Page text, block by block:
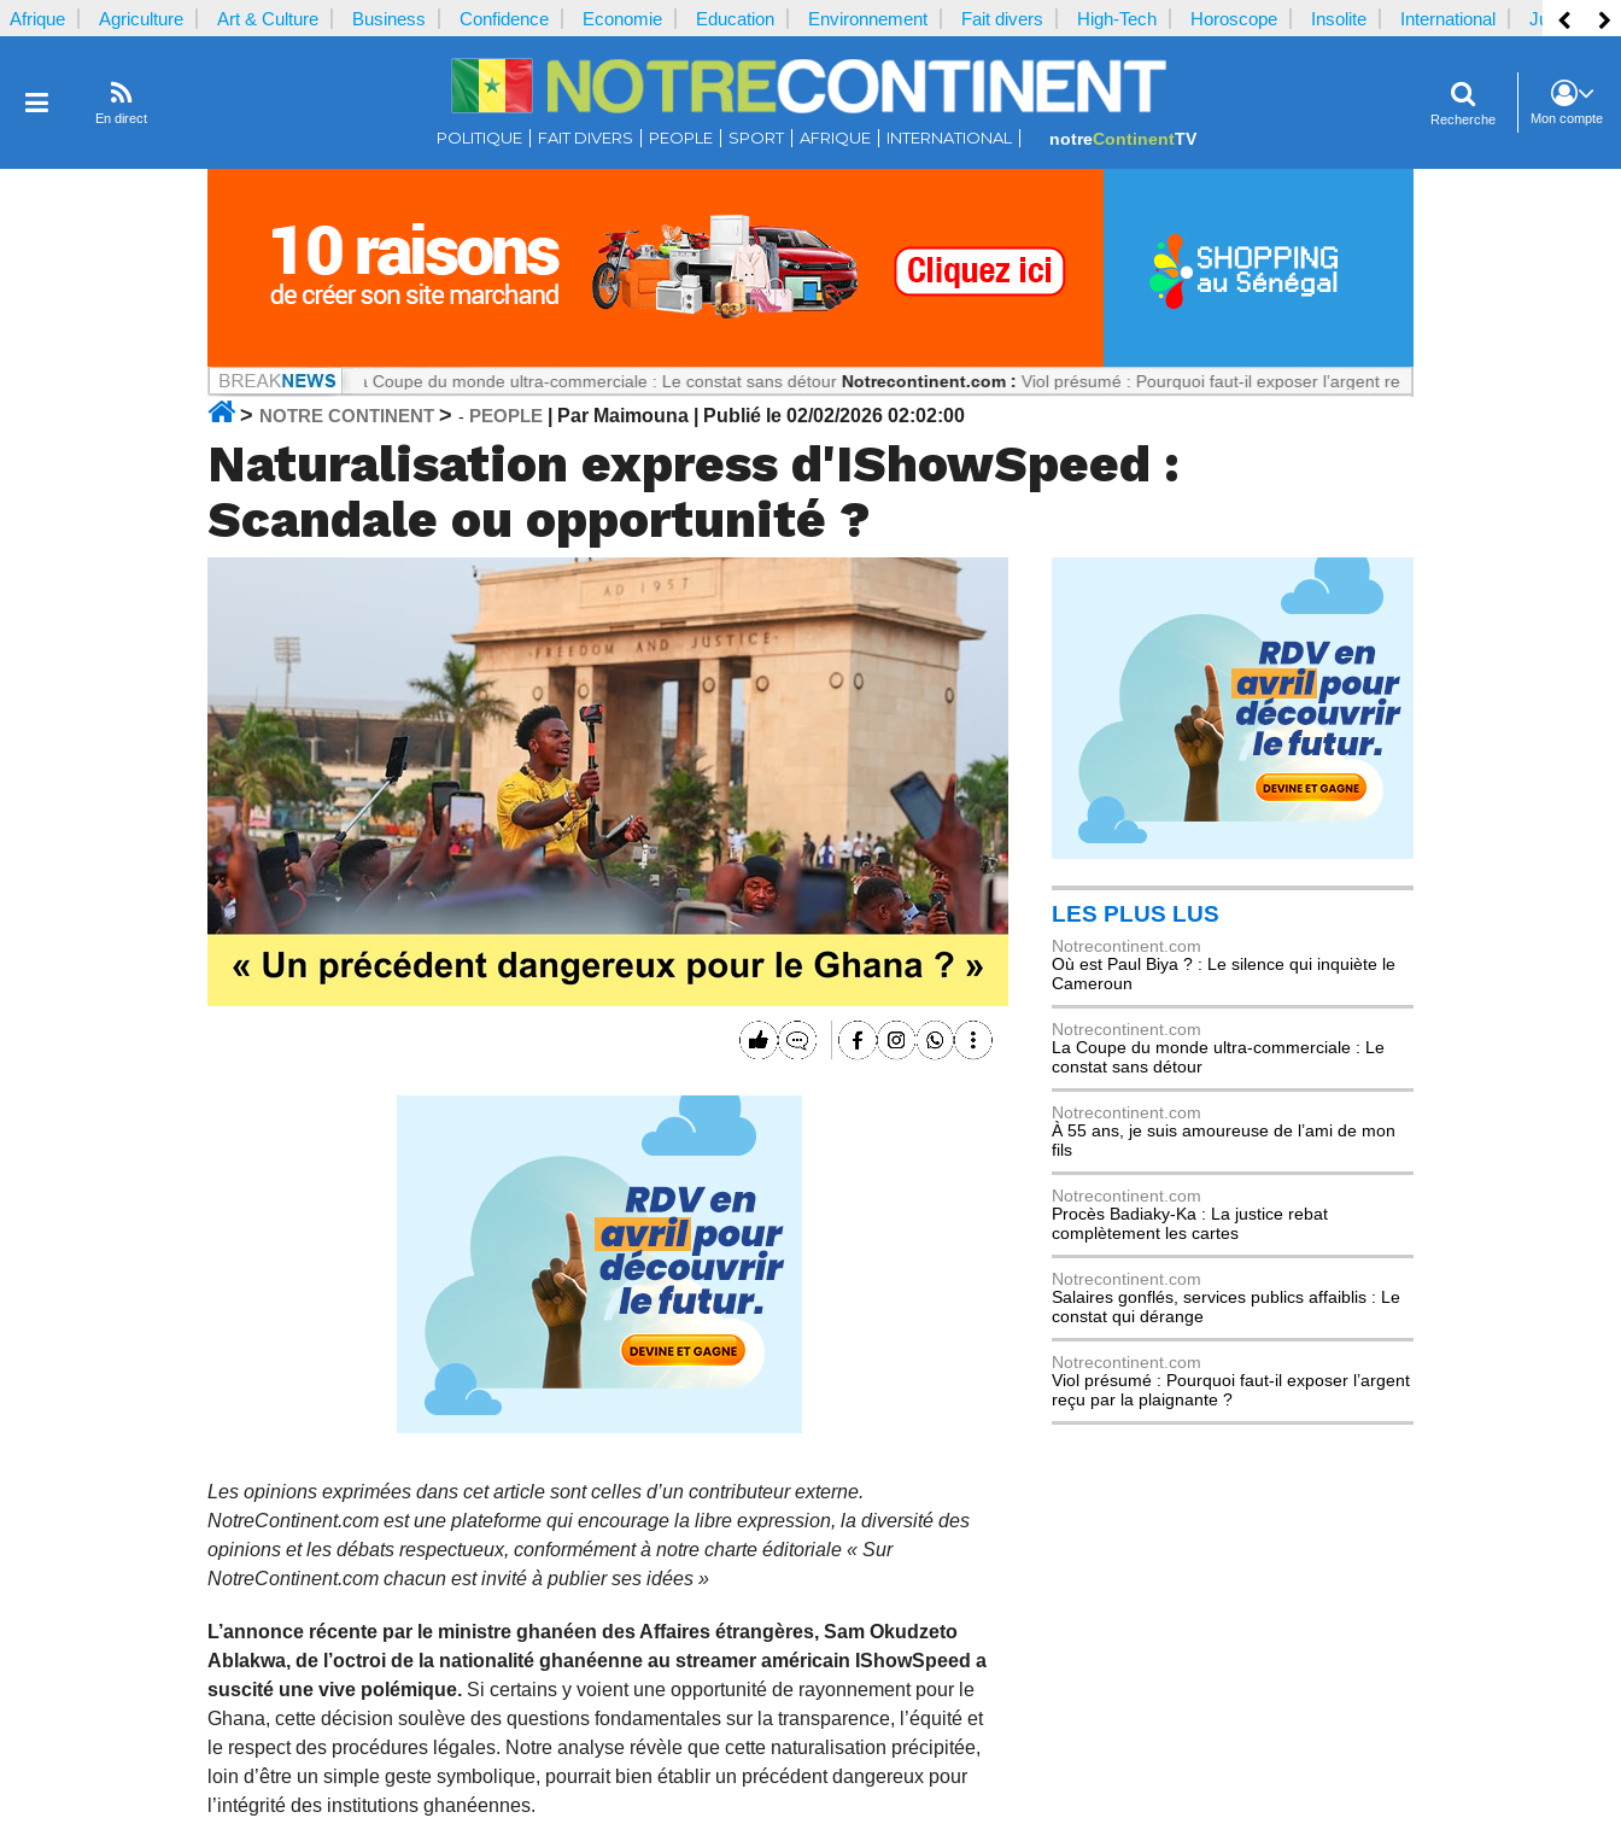
Afrique Agriculture Art & Culture Business Confidence Economie Education Environnement Fait divers High-Tech Horoscope Insolite International Justice
En direct
POLITIQUE FAIT DIVERS PEOPLE SPORT AFRIQUE INTERNATIONAL notreContinentTV
Recherche Mon compte
Notrecontinent.com : La Coupe du monde ultra-commerciale : Le constat sans détour Notrecontinent.com : Viol présumé : Pourquoi faut-il exposer l’argent reçu par la plaignante ?
> NOTRE CONTINENT > - PEOPLE | Par Maimouna | Publié le 02/02/2026 02:02:00
Naturalisation express d'IShowSpeed :
Scandale ou opportunité ?
Les opinions exprimées dans cet article sont celles d’un contributeur externe.
NotreContinent.com est une plateforme qui encourage la libre expression, la diversité des
opinions et les débats respectueux, conformément à notre charte éditoriale « Sur
NotreContinent.com chacun est invité à publier ses idées »
L’annonce récente par le ministre ghanéen des Affaires étrangères, Sam Okudzeto
Ablakwa, de l’octroi de la nationalité ghanéenne au streamer américain IShowSpeed a
suscité une vive polémique. Si certains y voient une opportunité de rayonnement pour le
Ghana, cette décision soulève des questions fondamentales sur la transparence, l’équité et
le respect des procédures légales. Notre analyse révèle que cette naturalisation précipitée,
loin d’être un simple geste symbolique, pourrait bien établir un précédent dangereux pour
l’intégrité des institutions ghanéennes.
LES PLUS LUS
Notrecontinent.com
Où est Paul Biya ? : Le silence qui inquiète le
Cameroun
Notrecontinent.com
La Coupe du monde ultra-commerciale : Le
constat sans détour
Notrecontinent.com
À 55 ans, je suis amoureuse de l’ami de mon
fils
Notrecontinent.com
Procès Badiaky-Ka : La justice rebat
complètement les cartes
Notrecontinent.com
Salaires gonflés, services publics affaiblis : Le
constat qui dérange
Notrecontinent.com
Viol présumé : Pourquoi faut-il exposer l’argent
reçu par la plaignante ?